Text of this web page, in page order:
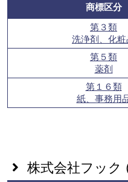
商標区分
第３類
洗浄剤、化粧
第５類
薬剤
第１６類
紙、事務用
株式会社フック